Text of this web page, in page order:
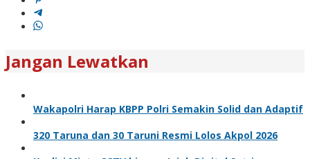
Jangan Lewatkan
Wakapolri Harap KBPP Polri Semakin Solid dan Adaptif
320 Taruna dan 30 Taruni Resmi Lolos Akpol 2026